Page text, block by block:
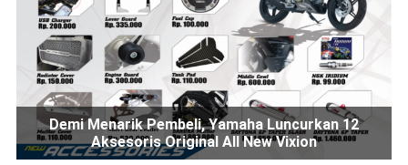
Demi Menarik Pembeli, Yamaha Luncurkan 12
Aksesoris Original All New Vixion